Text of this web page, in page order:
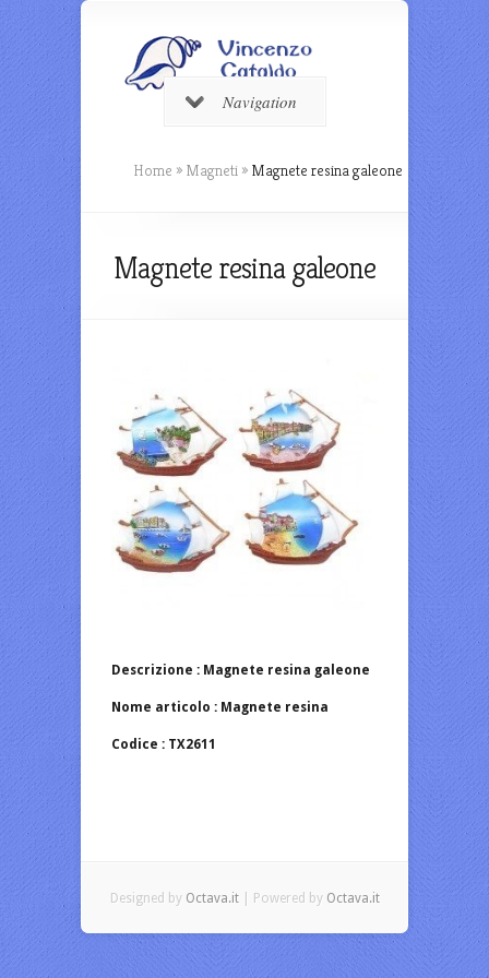
Navigation
Home » Magneti » Magnete resina galeone
Magnete resina galeone
Descrizione : Magnete resina galeone
Nome articolo : Magnete resina
Codice : TX2611
Designed by Octava.it| Powered by Octava.it